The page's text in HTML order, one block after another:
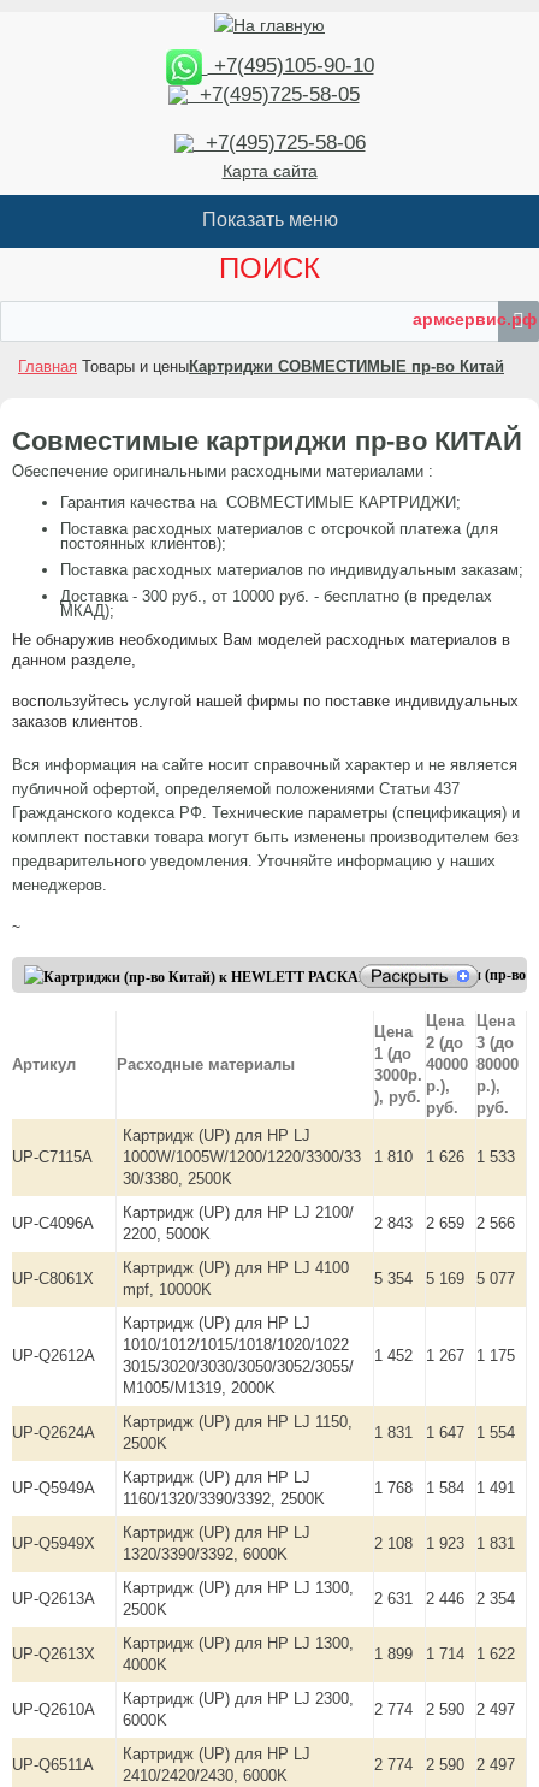
+7(495)105-90-10
+7(495)725-58-05
+7(495)725-58-06
Карта сайта
ПОИСК
армсервис.рф
Главная Товары и ценыКартриджи СОВМЕСТИМЫЕ пр-во Китай
Совместимые картриджи пр-во КИТАЙ
Обеспечение оригинальными расходными материалами :
Гарантия качества на СОВМЕСТИМЫЕ КАРТРИДЖИ;
Поставка расходных материалов с отсрочкой платежа (для
постоянных клиентов);
Поставка расходных материалов по индивидуальным заказам;
Доставка - 300 руб., от 10000 руб. - бесплатно (в пределах
МКАД);
Не обнаружив необходимых Вам моделей расходных материалов в
данном разделе,
воспользуйтесь услугой нашей фирмы по поставке индивидуальных
заказов клиентов.
Вся информация на сайте носит справочный характер и не является
публичной офертой, определяемой положениями Статьи 437
Гражданского кодекса РФ. Технические параметры (спецификация) и
комплект поставки товара могут быть изменены производителем без
предварительного уведомления. Уточняйте информацию у наших
менеджеров.
~
Картриджи (пр-во
HEWLETT
PACKARD
Артикул Расходные материалы
Цена
1 (до
3000р.
), руб.
Цена
2 (до
40000
р.),
руб.
Цена
3 (до
80000
р.),
руб.
UP-C7115A
Картридж (UP) для HP LJ
1000W/1005W/1200/1220/3300/33
30/3380, 2500K
1 810 1 626 1 533
UP-C4096A
Картридж (UP) для HP LJ 2100/
2200, 5000K
2 843 2 659 2 566
UP-C8061X
Картридж (UP) для HP LJ 4100
mpf, 10000K
5 354 5 169 5 077
UP-Q2612A
Картридж (UP) для HP LJ
1010/1012/1015/1018/1020/1022
3015/3020/3030/3050/3052/3055/
М1005/M1319, 2000K
1 452 1 267 1 175
UP-Q2624A
Картридж (UP) для HP LJ 1150,
2500K
1 831 1 647 1 554
UP-Q5949A
Картридж (UP) для HP LJ
1160/1320/3390/3392, 2500K
1 768 1 584 1 491
UP-Q5949X
Картридж (UP) для HP LJ
1320/3390/3392, 6000K
2 108 1 923 1 831
UP-Q2613A
Картридж (UP) для HP LJ 1300,
2500K
2 631 2 446 2 354
UP-Q2613X
Картридж (UP) для HP LJ 1300,
4000K
1 899 1 714 1 622
UP-Q2610A
Картридж (UP) для HP LJ 2300,
6000K
2 774 2 590 2 497
UP-Q6511A
Картридж (UP) для HP LJ
2410/2420/2430, 6000K
2 774 2 590 2 497